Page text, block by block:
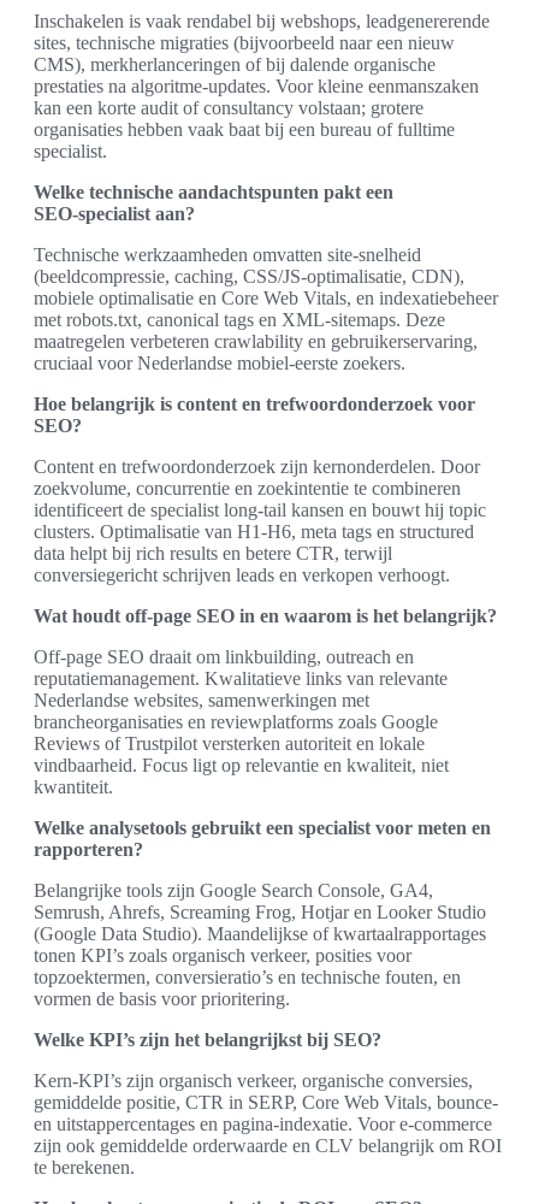
Inschakelen is vaak rendabel bij webshops, leadgenererende
sites, technische migraties (bijvoorbeeld naar een nieuw
CMS), merkherlanceringen of bij dalende organische
prestaties na algoritme‑updates. Voor kleine eenmanszaken
kan een korte audit of consultancy volstaan; grotere
organisaties hebben vaak baat bij een bureau of fulltime
specialist.
Welke technische aandachtspunten pakt een
SEO‑specialist aan?
Technische werkzaamheden omvatten site‑snelheid
(beeldcompressie, caching, CSS/JS‑optimalisatie, CDN),
mobiele optimalisatie en Core Web Vitals, en indexatiebeheer
met robots.txt, canonical tags en XML‑sitemaps. Deze
maatregelen verbeteren crawlability en gebruikerservaring,
cruciaal voor Nederlandse mobiel‑eerste zoekers.
Hoe belangrijk is content en trefwoordonderzoek voor
SEO?
Content en trefwoordonderzoek zijn kernonderdelen. Door
zoekvolume, concurrentie en zoekintentie te combineren
identificeert de specialist long‑tail kansen en bouwt hij topic
clusters. Optimalisatie van H1‑H6, meta tags en structured
data helpt bij rich results en betere CTR, terwijl
conversiegericht schrijven leads en verkopen verhoogt.
Wat houdt off‑page SEO in en waarom is het belangrijk?
Off‑page SEO draait om linkbuilding, outreach en
reputatiemanagement. Kwalitatieve links van relevante
Nederlandse websites, samenwerkingen met
brancheorganisaties en reviewplatforms zoals Google
Reviews of Trustpilot versterken autoriteit en lokale
vindbaarheid. Focus ligt op relevantie en kwaliteit, niet
kwantiteit.
Welke analysetools gebruikt een specialist voor meten en
rapporteren?
Belangrijke tools zijn Google Search Console, GA4,
Semrush, Ahrefs, Screaming Frog, Hotjar en Looker Studio
(Google Data Studio). Maandelijkse of kwartaalrapportages
tonen KPI’s zoals organisch verkeer, posities voor
topzoektermen, conversieratio’s en technische fouten, en
vormen de basis voor prioritering.
Welke KPI’s zijn het belangrijkst bij SEO?
Kern‑KPI’s zijn organisch verkeer, organische conversies,
gemiddelde positie, CTR in SERP, Core Web Vitals, bounce‑
en uitstappercentages en pagina‑indexatie. Voor e‑commerce
zijn ook gemiddelde orderwaarde en CLV belangrijk om ROI
te berekenen.